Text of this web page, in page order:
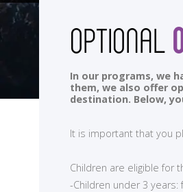
OPTIONAL
In our programs, we
them, we also offer
destination. Below,
It is important that you
Children are eligible for
-Children under 3